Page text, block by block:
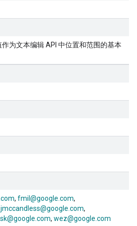
为文本编辑 API 中位置和范围的基本
fmil@google.com
jmccandless@google.com
wez@google.com